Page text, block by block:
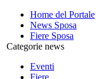
Home del Portale
News Sposa
Fiere Sposa
Categorie news
Eventi
Fiere